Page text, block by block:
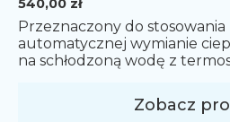
540,00 zł
Przeznaczony do
automatycznej wymianie
na schłodzoną wodę z
pozostaje schłodzona woda.
elektronicznej pompie, która
Zobacz